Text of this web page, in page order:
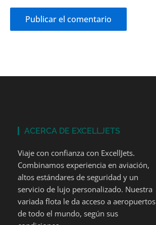
ACERCA DE EXCELLJETS
Viaje con confianza con ExcellJets.
Combinamos experiencia en aviación,
altos estándares de seguridad y un
servicio de lujo personalizado. Nuestra
variada flota le da acceso a aeropuertos
de todo el mundo, según sus